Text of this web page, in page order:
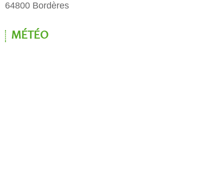
64800 Bordères
MÉTÉO